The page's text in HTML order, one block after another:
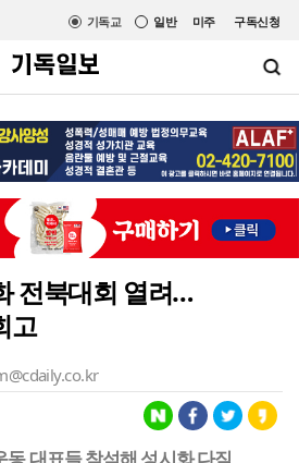
미주 구독신청
일반
기독교
전북대회 열려…
고